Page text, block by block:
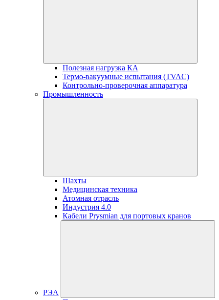
Полезная нагрузка КА
Термо-вакуумные испытания (TVAC)
Контрольно-проверочная аппаратура
Промышленность
Шахты
Медицинская техника
Атомная отрасль
Индустрия 4.0
Кабели Prysmian для портовых кранов
РЭА